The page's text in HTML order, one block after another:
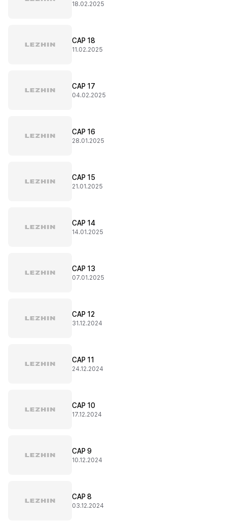
18.02.2025
CAP 18
11.02.2025
CAP 17
04.02.2025
CAP 16
28.01.2025
CAP 15
21.01.2025
CAP 14
14.01.2025
CAP 13
07.01.2025
CAP 12
31.12.2024
CAP 11
24.12.2024
CAP 10
17.12.2024
CAP 9
10.12.2024
CAP 8
03.12.2024